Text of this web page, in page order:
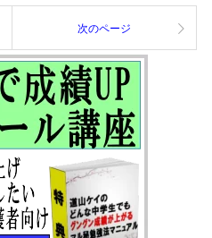
次のページ